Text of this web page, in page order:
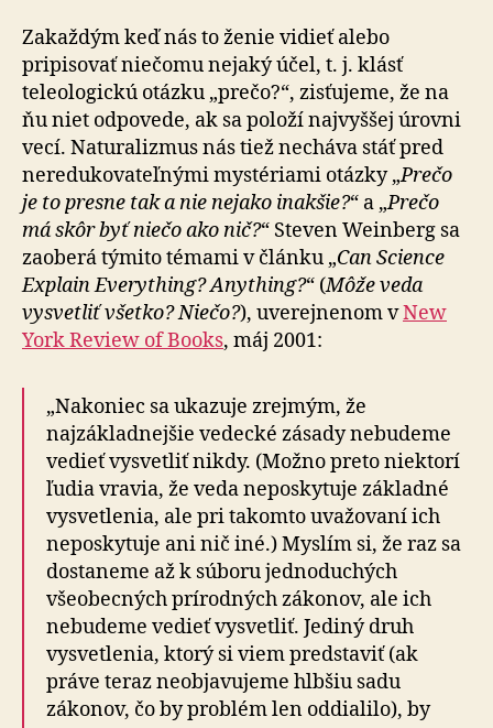
Zakaždým keď nás to ženie vidieť alebo
pripisovať nie­čo­mu nejaký účel, t. j. klásť
teleologickú otázku „prečo?“, zisťujeme, že na
ňu niet odpovede, ak sa položí najvyššej úrovni
vecí. Naturalizmus nás tiež necháva stáť pred
ne­re­du­ko­va­teľ­ný­mi mystériami otázky „Prečo
je to presne tak a nie nejako inakšie?“ a „Prečo
má skôr byť niečo ako nič?“ Steven Weinberg sa
zaoberá týmito témami v článku „Can Science
Explain Everything? Anything?“ (Môže veda
vysvetliť všetko? Niečo?), uverejnenom vNew
York Re­view of Books, máj 2001:
„Nakoniec sa ukazuje zrejmým, že
najzákladnejšie vedecké zásady nebudeme
vedieť vysvetliť nikdy. (Možno preto niektorí
ľudia vravia, že veda neposkytuje základné
vysvetlenia, ale pri takomto uvažovaní ich
neposkytuje ani nič iné.) Myslím si, že raz sa
dostaneme až k súboru jednoduchých
všeobecných prírodných zákonov, ale ich
nebudeme vedieť vysvetliť. Jediný druh
vysvetlenia, ktorý si viem predstaviť (ak
práve teraz neobjavujeme hlbšiu sadu
zákonov, čo by problém len oddialilo), by